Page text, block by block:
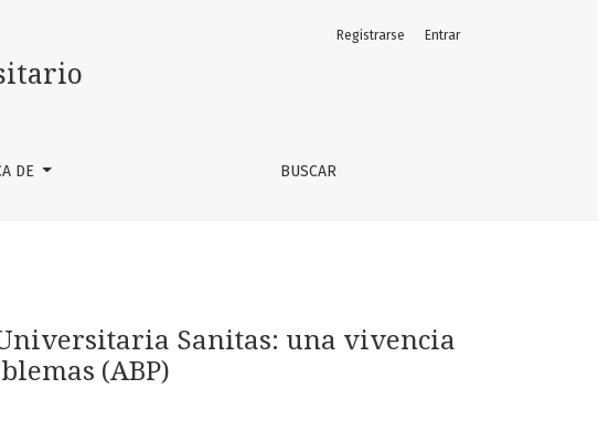
el Aprendizaje Basado en Problemas (ABP)
DE BUSCAR
Registrarse Entrar
Sanitas: una vivencia
(ABP)